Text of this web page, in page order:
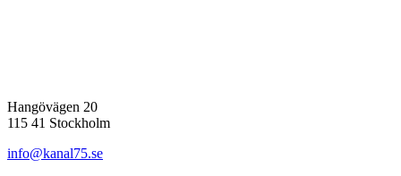
Hangövägen 20
115 41 Stockholm
info@kanal75.se